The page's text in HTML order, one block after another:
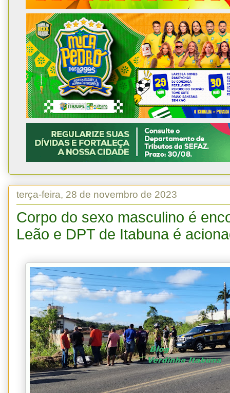
terça-feira, 28 de novembro de 2023
Corpo do sexo masculino é
Leão e DPT de Itabuna é